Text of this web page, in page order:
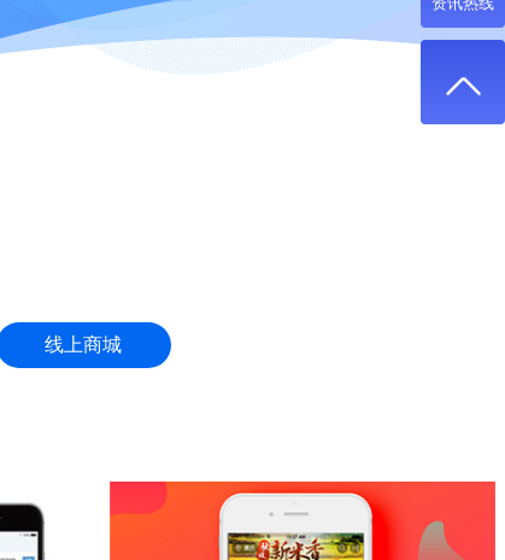
线上商城
资讯热线